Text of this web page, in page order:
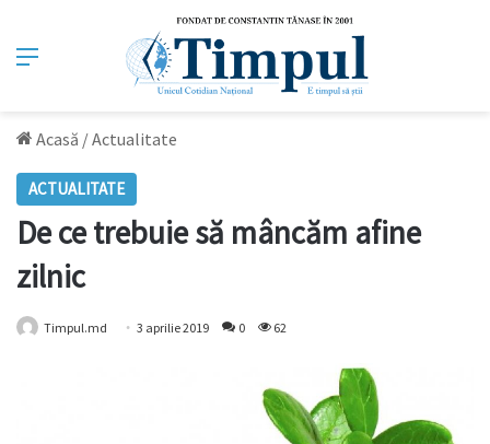
Meniu
Acasă /Actualitate
ACTUALITATE
De ce trebuie să mâncăm afine
zilnic
Timpul.md 3 aprilie 2019 0 62